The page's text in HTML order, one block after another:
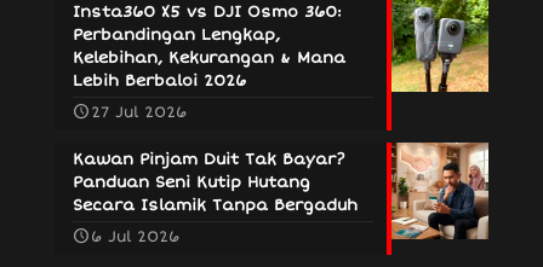
Insta360 X5 vs DJI Osmo 360:
Perbandingan Lengkap,
Kelebihan, Kekurangan & Mana
Lebih Berbaloi 2026
27 Jul 2026
Kawan Pinjam Duit Tak Bayar?
Panduan Seni Kutip Hutang
Secara Islamik Tanpa Bergaduh
6 Jul 2026